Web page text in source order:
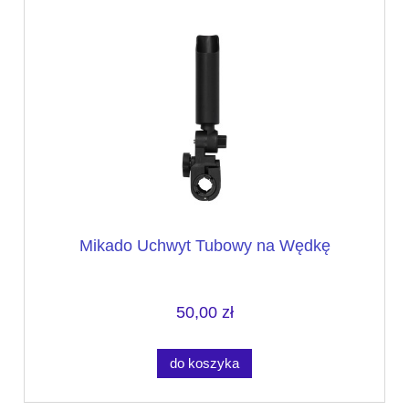
Mikado Uchwyt Tubowy na Wędkę
50,00 zł
do koszyka